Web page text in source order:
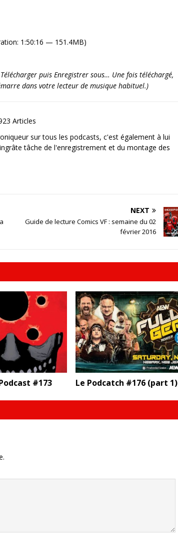
1:50:16 — 151.4MB)
puis Enregistrer sous… Une fois téléchargé,
dans votre lecteur de musique habituel.)
Articles
sur tous les podcasts, c'est également à lui
tâche de l'enregistrement et du montage des
NEXT
Guide de lecture Comics VF : semaine du 02
février 2016
#173 Le Podcatch #176 (part 1)